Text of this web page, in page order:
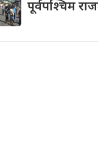
पूर्वपश्चिम